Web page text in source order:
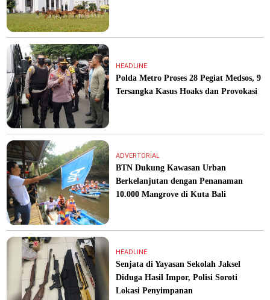
HEADLINE
Polda Metro Proses 28 Pegiat Medsos, 9
Tersangka Kasus Hoaks dan Provokasi
ADVERTORIAL
BTN Dukung Kawasan Urban
Berkelanjutan dengan Penanaman
10.000 Mangrove di Kuta Bali
HEADLINE
Senjata di Yayasan Sekolah Jaksel
Diduga Hasil Impor, Polisi Soroti
Lokasi Penyimpanan